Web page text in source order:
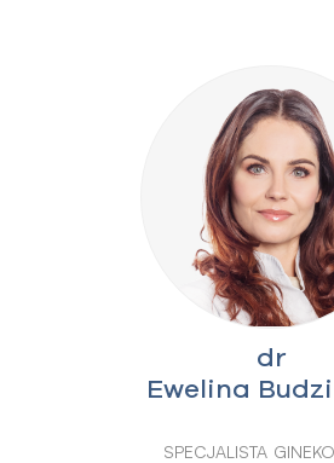
dr
Ewelina
SPECJALISTA